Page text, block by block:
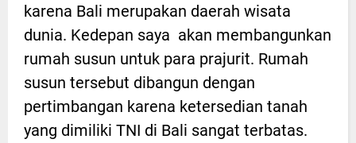
karena Bali merupakan daerah wisata
dunia. Kedepan saya akan membangunkan
rumah susun untuk para prajurit. Rumah
susun tersebut dibangun dengan
pertimbangan karena ketersedian tanah
yang dimiliki TNI di Bali sangat terbatas.